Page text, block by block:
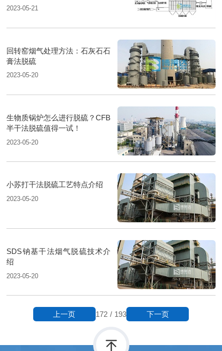
2023-05-21
回转窑烟气处理方法：石灰石石
膏法脱硫
2023-05-20
生物质锅炉怎么进行脱硫？CFB
半干法脱硫值得一试！
2023-05-20
小苏打干法脱硫工艺特点介绍
2023-05-20
SDS钠基干法烟气脱硫技术介
绍
2023-05-20
172 / 193
上一页 下一页